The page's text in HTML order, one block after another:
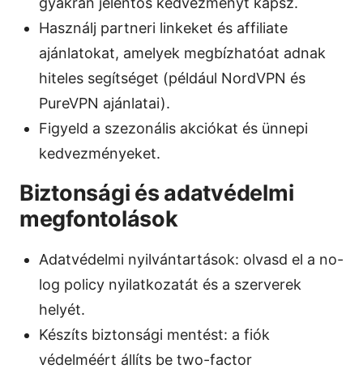
Használj partneri linkeket és affiliate
ajánlatokat, amelyek megbízhatóat adnak
hiteles segítséget (például NordVPN és
PureVPN ajánlatai).
Figyeld a szezonális akciókat és ünnepi
kedvezményeket.
Biztonsági és adatvédelmi
megfontolások
Adatvédelmi nyilvántartások: olvasd el a no-
log policy nyilatkozatát és a szerverek
helyét.
Készíts biztonsági mentést: a fiók
védelméért állíts be two-factor